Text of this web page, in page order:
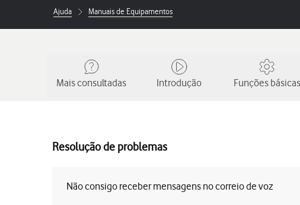
Ajuda Manuais de Equipamentos
Mais consultadas Introdução Funções básicas
Resolução de problemas
Não consigo receber mensagens no correio de voz